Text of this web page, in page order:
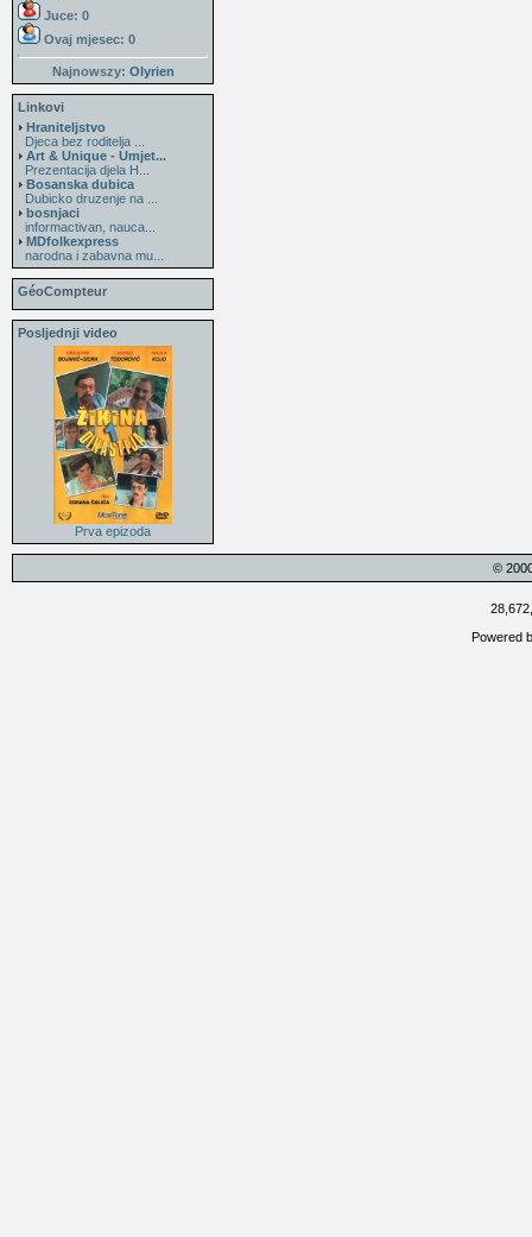
Juce: 0
Ovaj mjesec: 0
Najnowszy: Olyrien
Linkovi
Hraniteljstvo
Djeca bez roditelja ...
Art & Unique - Umjet...
Prezentacija djela H...
Bosanska dubica
Dubicko druzenje na ...
bosnjaci
informactivan, nauca...
MDfolkexpress
narodna i zabavna mu...
GéoCompteur
Posljednji video
Prva epizoda
©
Powered